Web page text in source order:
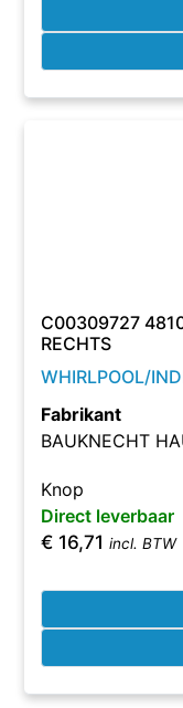
C00309727
RECHTS
WHIRLPOOL/
Fabrikant
BAUKNECHT
Knop
Direct leverbaar
€ 16,71 incl. BTW